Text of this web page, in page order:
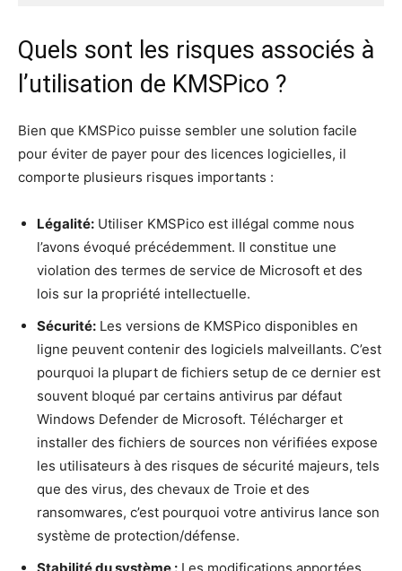
Quels sont les risques associés à
l’utilisation de KMSPico ?
Bien que KMSPico puisse sembler une solution facile
pour éviter de payer pour des licences logicielles, il
comporte plusieurs risques importants :
Légalité: Utiliser KMSPico est illégal comme nous
l’avons évoqué précédemment. Il constitue une
violation des termes de service de Microsoft et des
lois sur la propriété intellectuelle.
Sécurité: Les versions de KMSPico disponibles en
ligne peuvent contenir des logiciels malveillants. C’est
pourquoi la plupart de fichiers setup de ce dernier est
souvent bloqué par certains antivirus par défaut
Windows Defender de Microsoft. Télécharger et
installer des fichiers de sources non vérifiées expose
les utilisateurs à des risques de sécurité majeurs, tels
que des virus, des chevaux de Troie et des
ransomwares, c’est pourquoi votre antivirus lance son
système de protection/défense.